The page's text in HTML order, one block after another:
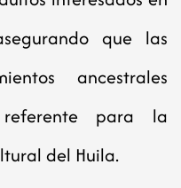
que las
ancestrales
para la
del Huila.